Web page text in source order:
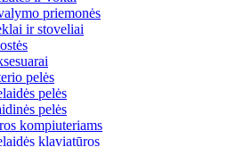
priemonės
ir stoveliai
pelės
pelės
pelės
kompiuteriams
klaviatūros